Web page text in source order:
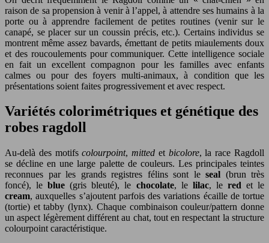
raison de sa propension à venir à l’appel, à attendre ses humains à la
porte ou à apprendre facilement de petites routines (venir sur le
canapé, se placer sur un coussin précis, etc.). Certains individus se
montrent même assez bavards, émettant de petits miaulements doux
et des roucoulements pour communiquer. Cette intelligence sociale
en fait un excellent compagnon pour les familles avec enfants
calmes ou pour des foyers multi-animaux, à condition que les
présentations soient faites progressivement et avec respect.
Variétés colorimétriques et génétique des
robes ragdoll
Au-delà des motifscolourpoint,mitted et bicolore, la race Ragdoll
se décline en une large palette de couleurs. Les principales teintes
reconnues par les grands registres félins sont le seal (brun très
foncé), leblue (gris bleuté), le chocolate, le lilac, le red et le
cream, auxquelles s’ajoutent parfois des variations écaille de tortue
(tortie) et tabby (lynx). Chaque combinaison couleur/pattern donne
un aspect légèrement différent au chat, tout en respectant la structure
colourpoint caractéristique.